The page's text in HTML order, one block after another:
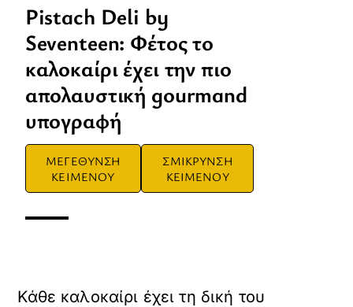
Pistach Deli by
Seventeen: Φέτος το
καλοκαίρι έχει την πιο
απολαυστική gourmand
υπογραφή
ΜΕΓΕΘΥΝΣΗ
ΚΕΙΜΕΝΟΥ
ΣΜΙΚΡΥΝΣΗ
ΚΕΙΜΕΝΟΥ
Κάθε καλοκαίρι έχει τη δική του